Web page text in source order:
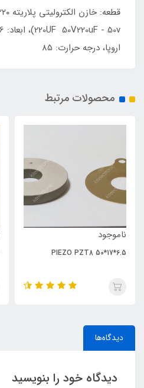
اروپا، درجه حرارت: 85
محصولات مرتبط
ناموجود
PIEZO PZT8 50*17*6.5
دیدگاه‌ها
دیدگاه خود را بنویسید